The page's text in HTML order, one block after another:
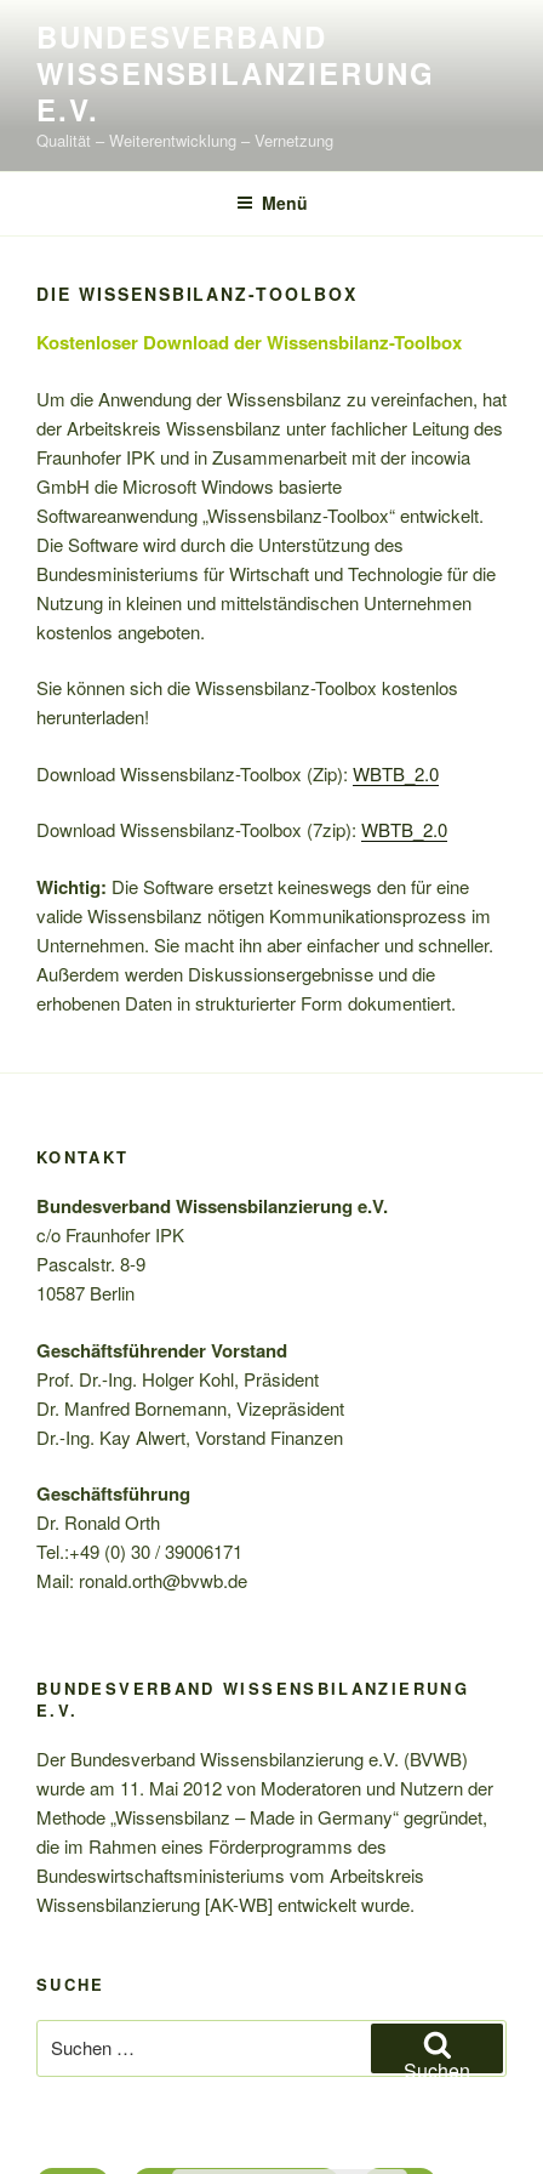
springen
BUNDESVERBAND
WISSENSBILANZIERUNG
E.V.
Qualität – Weiterentwicklung – Vernetzung
Menü
DIE WISSENSBILANZ-TOOLBOX
Kostenloser Download der Wissensbilanz-Toolbox
Um die Anwendung der Wissensbilanz zu vereinfachen, hat
der Arbeitskreis Wissensbilanz unter fachlicher Leitung des
Fraunhofer IPK und in Zusammenarbeit mit der incowia
GmbH die Microsoft Windows basierte
Softwareanwendung „Wissensbilanz-Toolbox“ entwickelt.
Die Software wird durch die Unterstützung des
Bundesministeriums für Wirtschaft und Technologie für die
Nutzung in kleinen und mittelständischen Unternehmen
kostenlos angeboten.
Sie können sich die Wissensbilanz-Toolbox kostenlos
herunterladen!
Download Wissensbilanz-Toolbox (Zip): WBTB_2.0
Download Wissensbilanz-Toolbox (7zip): WBTB_2.0
Wichtig: Die Software ersetzt keineswegs den für eine
valide Wissensbilanz nötigen Kommunikationsprozess im
Unternehmen. Sie macht ihn aber einfacher und schneller.
Außerdem werden Diskussionsergebnisse und die
erhobenen Daten in strukturierter Form dokumentiert.
KONTAKT
Bundesverband Wissensbilanzierung e.V.
c/o Fraunhofer IPK
Pascalstr. 8-9
10587 Berlin
Geschäftsführender Vorstand
Prof. Dr.-Ing. Holger Kohl, Präsident
Dr. Manfred Bornemann, Vizepräsident
Dr.-Ing. Kay Alwert, Vorstand Finanzen
Geschäftsführung
Dr. Ronald Orth
Tel.:+49 (0) 30 / 39006171
Mail: ronald.orth@bvwb.de
BUNDESVERBAND WISSENSBILANZIERUNG
E.V.
Der Bundesverband Wissensbilanzierung e.V. (BVWB)
wurde am 11. Mai 2012 von Moderatoren und Nutzern der
Methode „Wissensbilanz – Made in Germany“ gegründet,
die im Rahmen eines Förderprogramms des
Bundeswirtschaftsministeriums vom Arbeitskreis
Wissensbilanzierung [AK-WB] entwickelt wurde.
SUCHE
nach:
Suchen